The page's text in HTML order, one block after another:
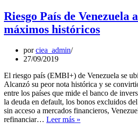
temporada
decembrina
fue
de
las
que
ha
tenido
el
turismo
venezolano
Riesgo País de Venezuela
máximos históricos
porciea_admin
27/09/2019
El riesgo país (EMBI+) de Venezuela se
Alcanzó su peor nota histórica y se
entre los países que mide el banco de
la deuda en default, los bonos excluidos
sin acceso a mercados financieros,
refinanciar… Leer más »